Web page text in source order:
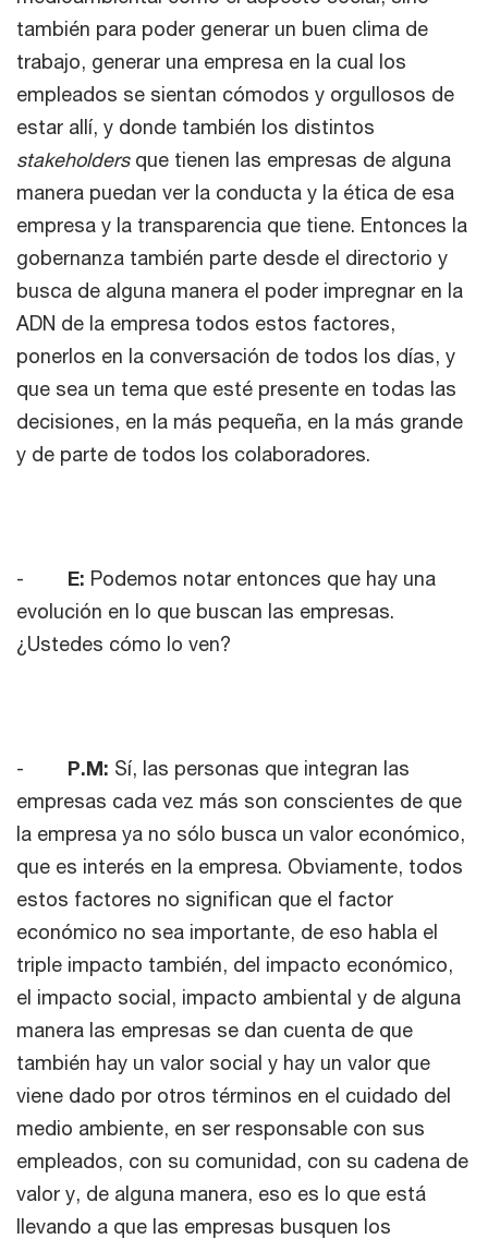
también para poder generar un buen clima de
trabajo, generar una empresa en la cual los
empleados se sientan cómodos y orgullosos de
estar allí, y donde también los distintos
stakeholders que tienen las empresas de alguna
manera puedan ver la conducta y la ética de esa
empresa y la transparencia que tiene. Entonces la
gobernanza también parte desde el directorio y
busca de alguna manera el poder impregnar en la
ADN de la empresa todos estos factores,
ponerlos en la conversación de todos los días, y
que sea un tema que esté presente en todas las
decisiones, en la más pequeña, en la más grande
y de parte de todos los colaboradores.
- E: Podemos notar entonces que hay una
evolución en lo que buscan las empresas.
¿Ustedes cómo lo ven?
- P.M: Sí, las personas que integran las
empresas cada vez más son conscientes de que
la empresa ya no sólo busca un valor económico,
que es interés en la empresa. Obviamente, todos
estos factores no significan que el factor
económico no sea importante, de eso habla el
triple impacto también, del impacto económico,
el impacto social, impacto ambiental y de alguna
manera las empresas se dan cuenta de que
también hay un valor social y hay un valor que
viene dado por otros términos en el cuidado del
medio ambiente, en ser responsable con sus
empleados, con su comunidad, con su cadena de
valor y, de alguna manera, eso es lo que está
llevando a que las empresas busquen los